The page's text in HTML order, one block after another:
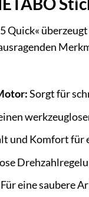
Quick«
Sorgt für
und Komfort für
Für eine saubere